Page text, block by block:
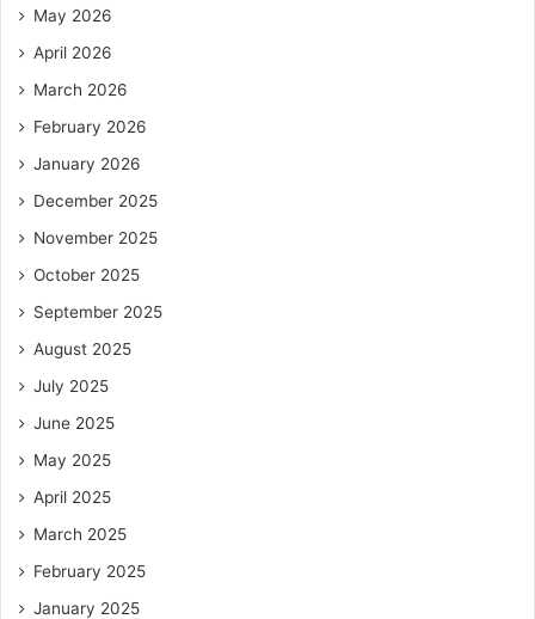
May 2026
April 2026
March 2026
February 2026
January 2026
December 2025
November 2025
October 2025
September 2025
August 2025
July 2025
June 2025
May 2025
April 2025
March 2025
February 2025
January 2025